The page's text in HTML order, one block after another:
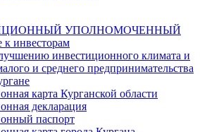
УПОЛНОМОЧЕННЫЙ
инвесторам
инвестиционного климата и
и среднего предпринимательства
карта Курганской области
декларация
паспорт